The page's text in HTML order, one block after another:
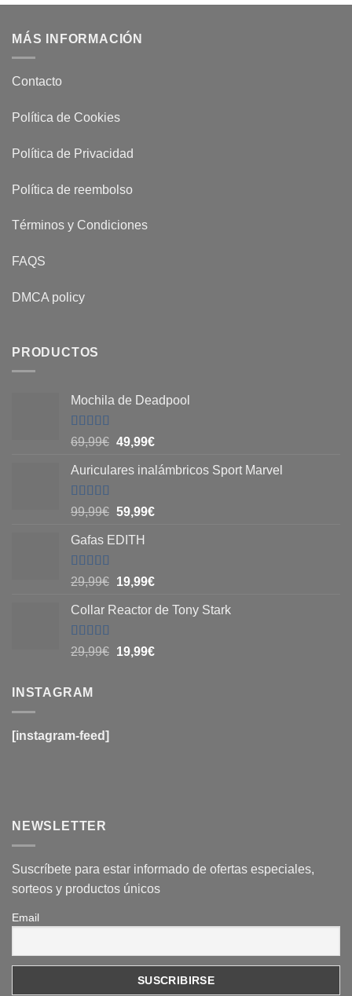
múltiples
Las
opciones
en
página
producto
MÁS INFORMACIÓN
Contacto
Política de Cookies
Política de Privacidad
Política de reembolso
Términos y Condiciones
FAQS
DMCA policy
PRODUCTOS
Mochila de Deadpool
Valorado
con
69,99€ El
original
69,99€.
49,99€El
actual
49,99€.
Auriculares inalámbricos Sport Marvel
Valorado
con
5
99,99€ El
original
99,99€.
59,99€El
59,99€.
Gafas EDITH
Valorado
con
5
29,99€ El
original
29,99€.
19,99€El
actual
19,99€.
Collar Reactor de Tony Stark
Valorado
con
29,99€ El
19,99€El
INSTAGRAM
[instagram-feed]
NEWSLETTER
Suscríbete para estar informado de ofertas especiales,
sorteos y productos únicos
Email